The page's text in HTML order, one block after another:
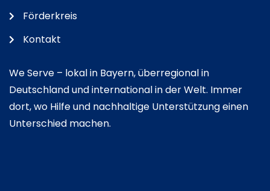
Förderkreis
Kontakt
We Serve – lokal in Bayern, überregional in
Deutschland und international in der Welt. Immer
dort, wo Hilfe und nachhaltige Unterstützung einen
Unterschied machen.